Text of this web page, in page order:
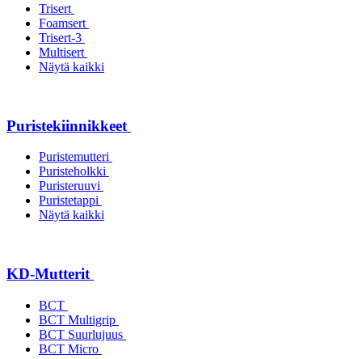
Trisert
Foamsert
Trisert-3
Multisert
Näytä kaikki
Puristekiinnikkeet
Puristemutteri
Puristeholkki
Puristeruuvi
Puristetappi
Näytä kaikki
KD-Mutterit
BCT
BCT Multigrip
BCT Suurlujuus
BCT Micro